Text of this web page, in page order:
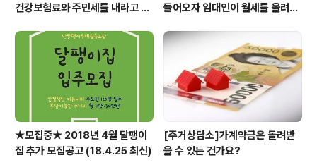
건강보험료와 주민세를 내라고 고
들어오자 임대인이 월세를 올려달
★모집중★ 2018년 4월 달팽이
집 추가 모집공고 (18.4.25 최신)
[주거상담소]가계약금은 돌려받
을 수 있는 건가요?